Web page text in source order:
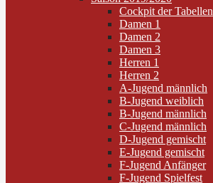
Cockpit der Tabellen
Damen 1
Damen 2
Damen 3
Herren 1
Herren 2
A-Jugend männlich
B-Jugend weiblich
B-Jugend männlich
C-Jugend männlich
D-Jugend gemischt
E-Jugend gemischt
F-Jugend Anfänger
F-Jugend Spielfest